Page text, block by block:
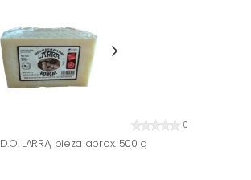
0
LARRA, pieza aprox. 500 g